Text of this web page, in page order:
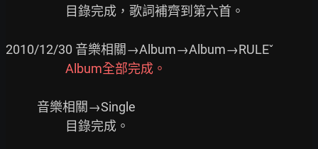
                     Album全部完成。